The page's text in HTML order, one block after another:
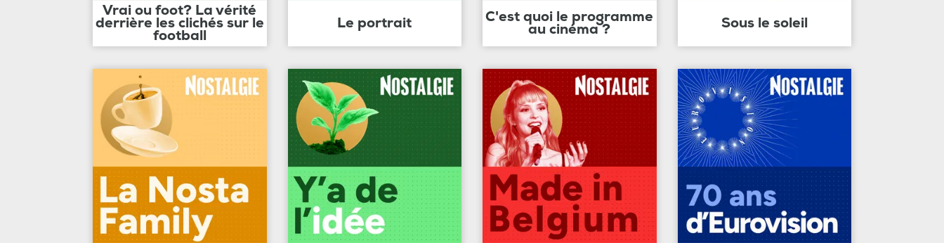
Vrai ou foot? La vérité
derrière les clichés sur le
football
Le portrait C'est quoi le programme
au cinéma ? Sous le soleil